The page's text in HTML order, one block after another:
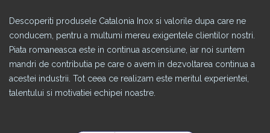
Descoperiti produsele Catalonia Inox si valorile dupa care ne
conducem, pentru a multumi mereu exigentele clientilor nostri.
Piata romaneasca este in continua ascensiune, iar noi suntem
mandri de contributia pe care o avem in dezvoltarea continua a
acestei industrii. Tot ceea ce realizam este meritul experientei,
talentului si motivatiei echipei noastre.